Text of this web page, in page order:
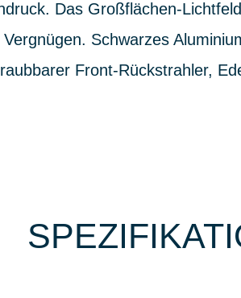
Das Großflächen-
Schwarzes
Front-Rückstrahler,